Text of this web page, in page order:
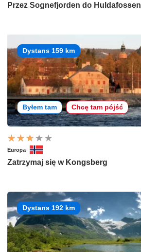
Przez Sognefjorden do Huldafossen
Dystans 159 km
Byłem tam Chcę tam pójść
Europa
Zatrzymaj się w Kongsberg
Dystans 192 km